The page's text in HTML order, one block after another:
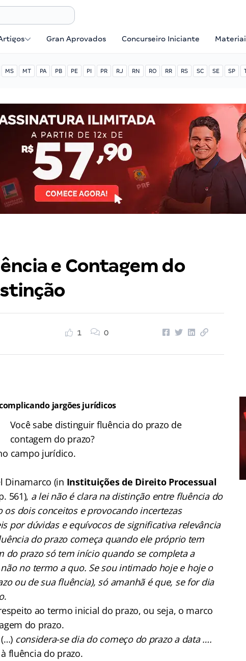
Gran Aprovados Concurseiro Iniciante
MS MT PA PB PE PI PR RJ RN RO RR RS SC SE SP
e Contagem do
1 0
jargões jurídicos
Você sabe distinguir fluência do prazo de
contagem do prazo?
campo jurídico.
Dinamarco (in Instituições de Direito Processual
561), a lei não é clara na distinção entre fluência do
dois conceitos e provocando incertezas
por dúvidas e equívocos de significativa relevância
do prazo começa quando ele próprio tem
prazo só tem início quando se completa a
no termo a quo. Se sou intimado hoje e hoje o
ou de sua fluência), só amanhã é que, se for dia
.
ao termo inicial do prazo, ou seja, o marco
do prazo.
considera-se dia do começo do prazo a data ….
fluência do prazo.